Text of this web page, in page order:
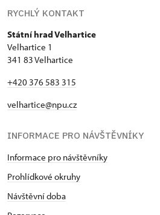
RYCHLÝ KONTAKT
Státní hrad Velhartice
Velhartice 1
341 83 Velhartice
+420 376 583 315
velhartice@npu.cz
INFORMACE PRO NÁVŠTĚVNÍKY
Informace pro návštěvníky
Prohlídkové okruhy
Návštěvní doba